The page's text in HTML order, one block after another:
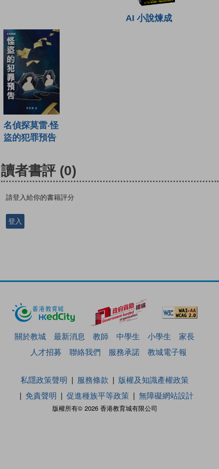
AI 小說煉成
名偵探莫雷‧怪
盜的犯罪預告
讀者書評 (0)
請登入給你的書籍評分
登入
關於教城 最新消息 教師 中學生 小學生
家長
人才招募
聯絡我們 服務承諾 教城電子報
版權所有© 2026 香港教育城有限公司
私隱政策聲明 服務條款
版權及知識產權政策
免責聲明
促進種族平等政策 無障礙網站設計